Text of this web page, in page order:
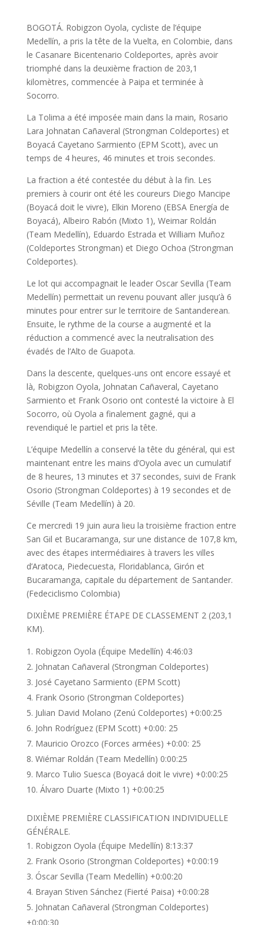
BOGOTÁ. Robigzon Oyola, cycliste de l’équipe
Medellín, a pris la tête de la Vuelta, en Colombie, dans
le Casanare Bicentenario Coldeportes, après avoir
triomphé dans la deuxième fraction de 203,1
kilomètres, commencée à Paipa et terminée à
Socorro.
La Tolima a été imposée main dans la main, Rosario
Lara Johnatan Cañaveral (Strongman Coldeportes) et
Boyacá Cayetano Sarmiento (EPM Scott), avec un
temps de 4 heures, 46 minutes et trois secondes.
La fraction a été contestée du début à la fin. Les
premiers à courir ont été les coureurs Diego Mancipe
(Boyacá doit le vivre), Elkin Moreno (EBSA Energía de
Boyacá), Albeiro Rabón (Mixto 1), Weimar Roldán
(Team Medellín), Eduardo Estrada et William Muñoz
(Coldeportes Strongman) et Diego Ochoa (Strongman
Coldeportes).
Le lot qui accompagnait le leader Oscar Sevilla (Team
Medellín) permettait un revenu pouvant aller jusqu’à 6
minutes pour entrer sur le territoire de Santanderean.
Ensuite, le rythme de la course a augmenté et la
réduction a commencé avec la neutralisation des
évadés de l’Alto de Guapota.
Dans la descente, quelques-uns ont encore essayé et
là, Robigzon Oyola, Johnatan Cañaveral, Cayetano
Sarmiento et Frank Osorio ont contesté la victoire à El
Socorro, où Oyola a finalement gagné, qui a
revendiqué le partiel et pris la tête.
L’équipe Medellín a conservé la tête du général, qui est
maintenant entre les mains d’Oyola avec un cumulatif
de 8 heures, 13 minutes et 37 secondes, suivi de Frank
Osorio (Strongman Coldeportes) à 19 secondes et de
Séville (Team Medellín) à 20.
Ce mercredi 19 juin aura lieu la troisième fraction entre
San Gil et Bucaramanga, sur une distance de 107,8 km,
avec des étapes intermédiaires à travers les villes
d’Aratoca, Piedecuesta, Floridablanca, Girón et
Bucaramanga, capitale du département de Santander.
(Fedeciclismo Colombia)
DIXIÈME PREMIÈRE ÉTAPE DE CLASSEMENT 2 (203,1
KM).
Robigzon Oyola (Équipe Medellín) 4:46:03
Johnatan Cañaveral (Strongman Coldeportes)
José Cayetano Sarmiento (EPM Scott)
Frank Osorio (Strongman Coldeportes)
Julian David Molano (Zenú Coldeportes) +0:00:25
John Rodríguez (EPM Scott) +0:00: 25
Mauricio Orozco (Forces armées) +0:00: 25
Wiémar Roldán (Team Medellín) 0:00:25
Marco Tulio Suesca (Boyacá doit le vivre) +0:00:25
Álvaro Duarte (Mixto 1) +0:00:25
DIXIÈME PREMIÈRE CLASSIFICATION INDIVIDUELLE
GÉNÉRALE.
Robigzon Oyola (Équipe Medellín) 8:13:37
Frank Osorio (Strongman Coldeportes) +0:00:19
Óscar Sevilla (Team Medellín) +0:00:20
Brayan Stiven Sánchez (Fierté Paisa) +0:00:28
Johnatan Cañaveral (Strongman Coldeportes)
+0:00:30